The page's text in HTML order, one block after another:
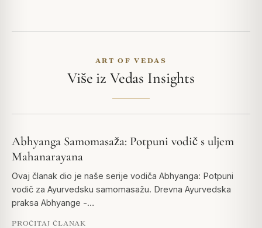
ART OF VEDAS
Više iz Vedas Insights
Abhyanga Samomasaža: Potpuni vodič s uljem
Mahanarayana
Ovaj članak dio je naše serije vodiča Abhyanga: Potpuni
vodič za Ayurvedsku samomasažu. Drevna Ayurvedska
praksa Abhyange -…
PROČITAJ ČLANAK